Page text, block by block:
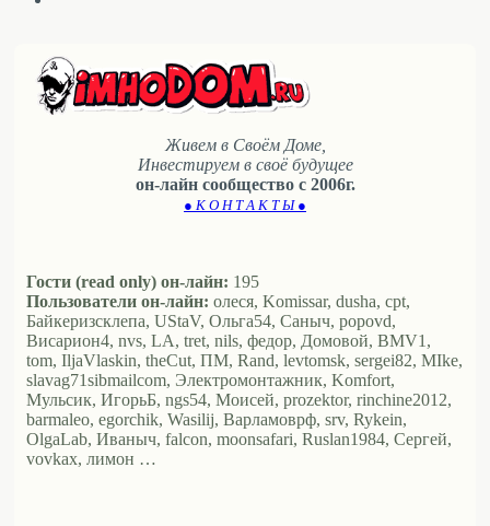
Живем в Своём Доме,
Инвестируем в своё будущее
он-лайн сообщество с 2006г.
● К О Н Т А К Т Ы ●
Гости (read only) он-лайн: 195
Пользователи он-лайн: олеся, Komissar, dusha, cpt,
Байкеризсклепа, UStaV, Ольга54, Саныч, popovd,
Висариoн4, nvs, LA, tret, nils, федор, Домовой, BMV1,
tom, IljaVlaskin, theCut, ПМ, Rand, levtomsk, sergei82, MIke,
slavag71sibmailcom, Электромонтажник, Komfort,
Мульсик, ИгорьБ, ngs54, Моисей, prozektor, rinchine2012,
barmaleo, egorchik, Wasilij, Варламоврф, srv, Rykein,
OlgaLab, Иваныч, falcon, moonsafari, Ruslan1984, Сергей,
vovkax, лимон …